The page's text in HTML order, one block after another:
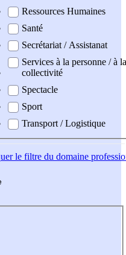
Ressources Humaines
Santé
Secrétariat / Assistanat
Services à la personne / à la
collectivité
Spectacle
Sport
Transport / Logistique
le filtre du domaine